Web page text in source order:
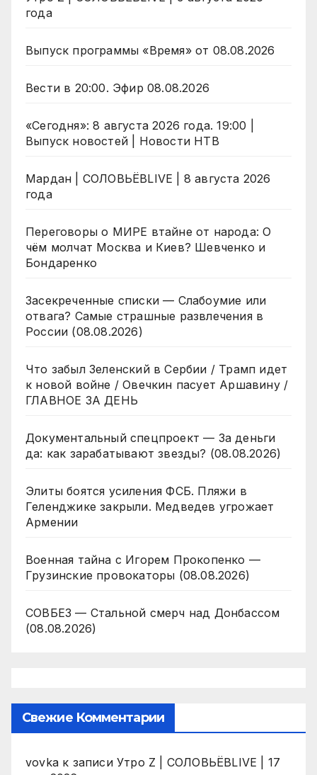
года
Выпуск программы «Время» от 08.08.2026
Вести в 20:00. Эфир 08.08.2026
«Сегодня»: 8 августа 2026 года. 19:00 |
Выпуск новостей | Новости НТВ
Мардан | СОЛОВЬЁВLIVE | 8 августа 2026
года
Переговоры о МИРЕ втайне от народа: О
чём молчат Москва и Киев? Шевченко и
Бондаренко
Засекреченные списки — Слабоумие или
отвага? Самые страшные развлечения в
России (08.08.2026)
Что забыл Зеленский в Сербии / Трамп идет
к новой войне / Овечкин пасует Аршавину /
ГЛАВНОЕ ЗА ДЕНЬ
Документальный спецпроект — За деньги
да: как зарабатывают звезды? (08.08.2026)
Элиты боятся усиления ФСБ. Пляжи в
Геленджике закрыли. Медведев угрожает
Армении
Военная тайна с Игорем Прокопенко —
Грузинские провокаторы (08.08.2026)
СОВБЕЗ — Стальной смерч над Донбассом
(08.08.2026)
Свежие Комментарии
vovka к записи Утро Z | СОЛОВЬЁВLIVE | 17